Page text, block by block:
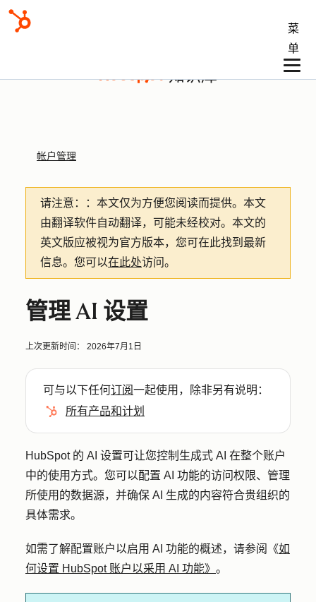
菜
单
知识库
帐户管理
请注意： ：本文仅为方便您阅读而提供。 本文
由翻译软件自动翻译，可能未经校对。本文的
英文版应被视为官方版本，您可在此找到最新
信息。您可以在此处访问。
管理 AI 设置
上次更新时间： 2026年7月1日
可与以下任何订阅一起使用，除非另有说明：
所有产品和计划
HubSpot 的 AI 设置可让您控制生成式 AI 在整个账户
中的使用方式。您可以配置 AI 功能的访问权限、管理
所使用的数据源，并确保 AI 生成的内容符合贵组织的
具体需求。
如需了解配置账户以启用 AI 功能的概述，请参阅《如
何设置 HubSpot 账户以采用 AI 功能》 。